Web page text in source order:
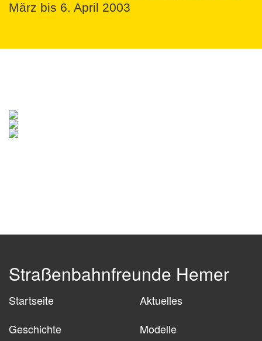
März bis 6. April 2003
Straßenbahnfreunde Hemer
Startseite
Aktuelles
Geschichte
Modelle